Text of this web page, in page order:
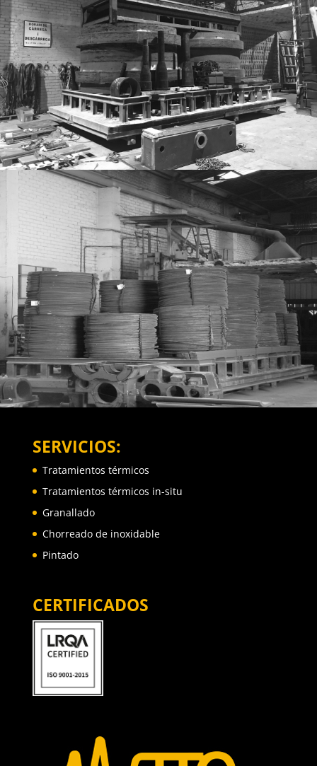
SERVICIOS:
Tratamientos térmicos
Tratamientos térmicos in-situ
Granallado
Chorreado de inoxidable
Pintado
CERTIFICADOS